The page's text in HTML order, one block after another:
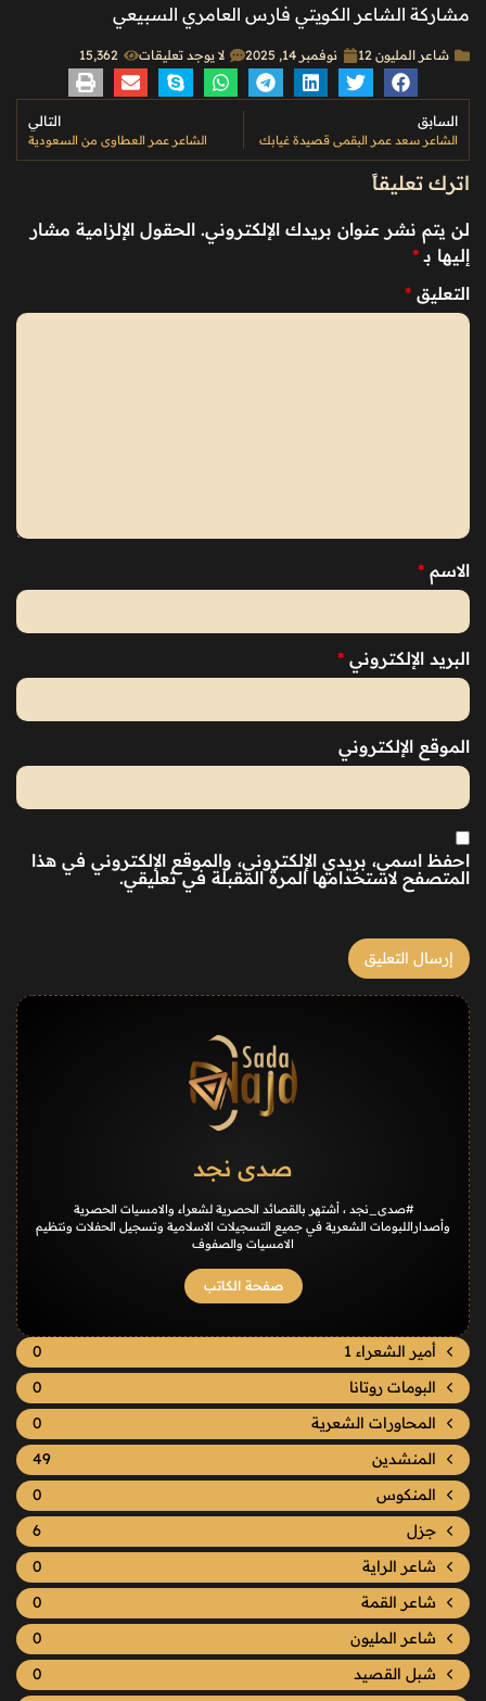
مشاركة الشاعر الكويتي فارس العامري السبيعي
شاعر المليون 12 نوفمبر 14, 2025 لا يوجد تعليقات 15٬362
السابق
الشاعر سعد عمر البقمي قصيدة غيابك
التالي
الشاعر عمر العطاوي من السعودية
اترك تعليقاً
لن يتم نشر عنوان بريدك الإلكتروني. الحقول الإلزامية مشار
إليها بـ *
التعليق *
الاسم *
البريد الإلكتروني *
الموقع الإلكتروني
احفظ اسمي، بريدي الإلكتروني، والموقع الإلكتروني في هذا
المتصفح لاستخدامها المرة المقبلة في تعليقي.
صدى نجد
#صدى_نجد ، أشتهر بالقصائد الحصرية لشعراء والامسيات الحصرية
وأصداراللبومات الشعرية في جميع التسجيلات الاسلامية وتسجيل الحفلات ونتظيم
الامسيات والصفوف
صفحة الكاتب
أمير الشعراء 1
0
البومات روتانا
0
المحاورات الشعرية
0
المنشدين
49
المنكوس
0
جزل
6
شاعر الراية
0
شاعر القمة
0
شاعر المليون
0
شبل القصيد
0